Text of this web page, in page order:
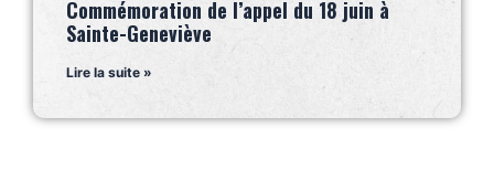
Commémoration de l’appel du 18 juin à
Sainte-Geneviève
Lire la suite »